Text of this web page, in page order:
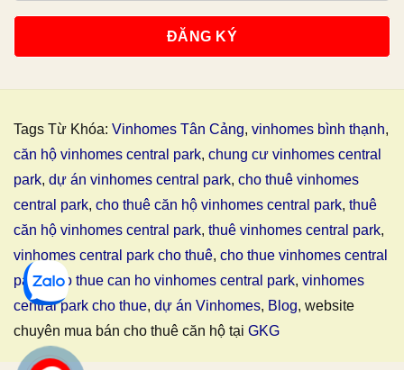
Tags Từ Khóa: Vinhomes Tân Cảng, vinhomes bình thạnh,
căn hộ vinhomes central park, chung cư vinhomes central
park, dự án vinhomes central park, cho thuê vinhomes
central park, cho thuê căn hộ vinhomes central park, thuê
căn hộ vinhomes central park, thuê vinhomes central park,
vinhomes central park cho thuê, cho thue vinhomes central
park,cho thue can ho vinhomes central park, vinhomes
central park cho thue, dự án Vinhomes, Blog, website
chuyên mua bán cho thuê căn hộ tại GKG